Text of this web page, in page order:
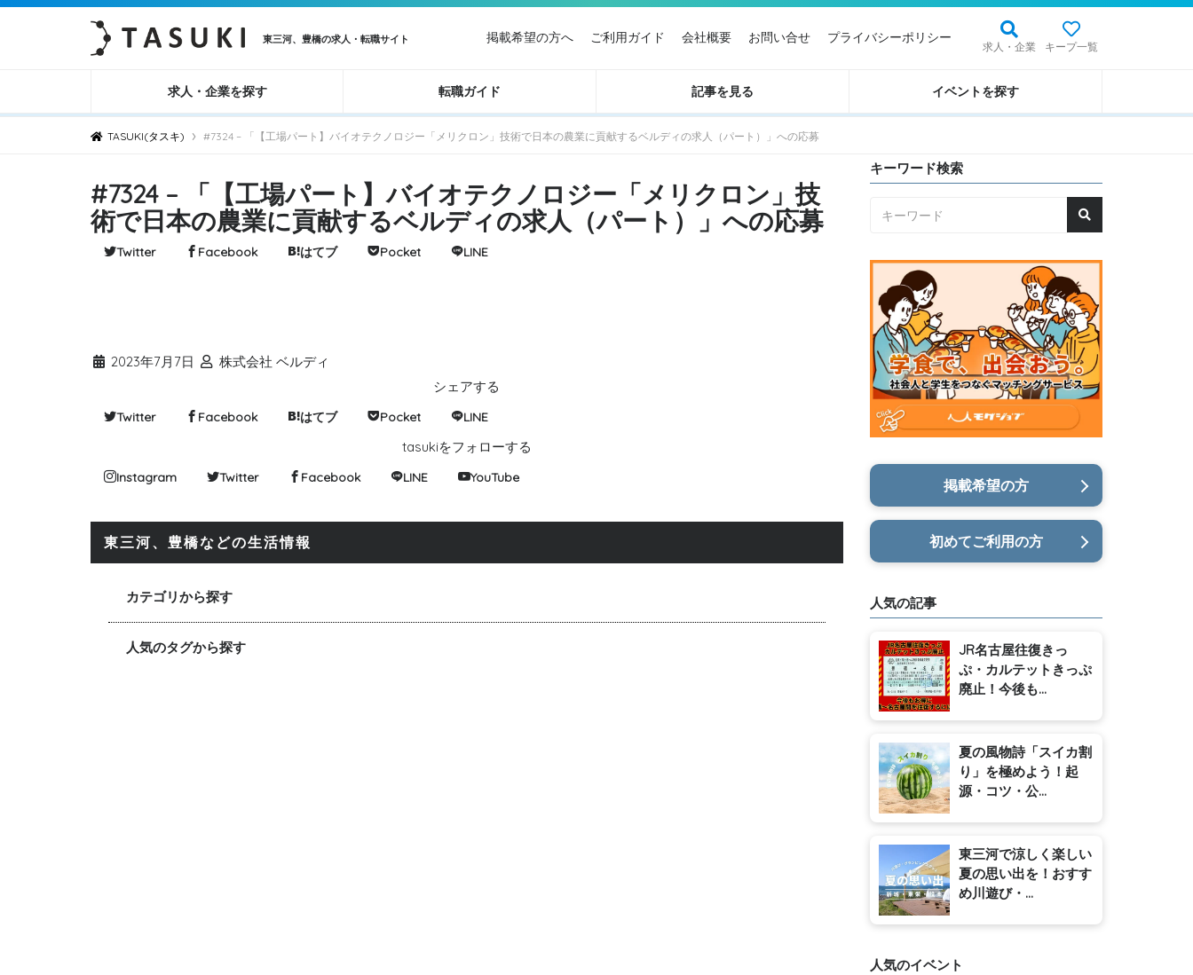
東三河、豊橋の求人・転職サイト
求人・企業 キープ一覧
掲載希望の方へ ご利用ガイド 会社概要 お問い合せ プライバシーポリシー
求人・企業を探す 転職ガイド 記事を見る イベントを探す
TASUKI(タスキ) › #7324 – 「【工場パート】バイオテクノロジー「メリクロン」技術で日本の農業に貢献するベルディの求人（パート）」への応募
#7324 – 「【工場パート】バイオテクノロジー「メリクロン」技
術で日本の農業に貢献するベルディの求人（パート）」への応募
Twitter Facebook はてブ Pocket LINE
2023年7月7日
株式会社 ベルディ
シェアする
Twitter Facebook はてブ Pocket LINE
tasukiをフォローする
Instagram Twitter Facebook LINE YouTube
東三河、豊橋などの生活情報
カテゴリから探す
人気のタグから探す
キーワード検索
掲載希望の方
初めてご利用の方
人気の記事
JR名古屋往復きっ
ぷ・カルテットきっぷ
廃止！今後も...
夏の風物詩「スイカ割
り」を極めよう！起
源・コツ・公...
東三河で涼しく楽しい
夏の思い出を！おすす
め川遊び・...
人気のイベント